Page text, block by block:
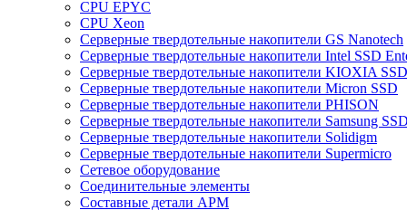
CPU EPYC
CPU Xeon
Cерверные твердотельные накопители GS Nanotech
Cерверные твердотельные накопители Intel SSD
Cерверные твердотельные накопители KIOXIA SSD
Cерверные твердотельные накопители Micron SSD
Cерверные твердотельные накопители PHISON
Cерверные твердотельные накопители Samsung
Cерверные твердотельные накопители Solidigm
Cерверные твердотельные накопители Supermicro
Cетевое оборудование
Cоединительные элементы
Cоставные детали АРМ